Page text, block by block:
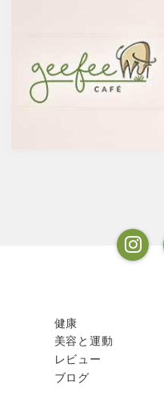
で、蒸留酒は一般的には40度～
50度、最大で90度台のアルコー
ルとなります。以下が主なお酒
の醸造酒と蒸留酒の分類です。
健康
美容と運動
レビュー
ブログ